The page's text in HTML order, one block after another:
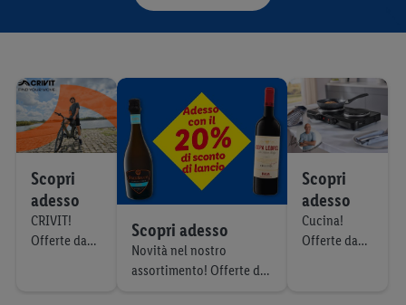
Scopri
adesso
CRIVIT!
Offerte da
Scopri adesso
Novità nel nostro
assortimento! Offerte da
Scopri
adesso
Cucina!
Offerte da